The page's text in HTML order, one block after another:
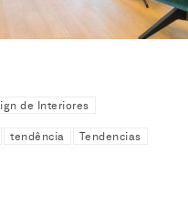
de Interiores
tendência Tendencias